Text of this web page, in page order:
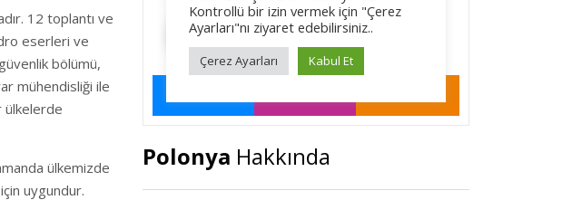
12 toplantı ve
eserleri ve
bölümü,
mühendisliği ile
ülkelerde
ülkemizde
uygundur.
Polonya Hakkında